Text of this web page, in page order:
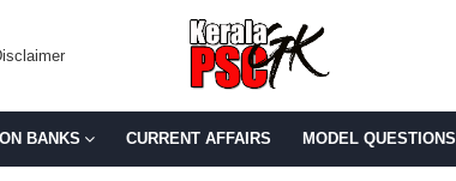
BANKS CURRENT AFFAIRS MODEL QUESTIONS